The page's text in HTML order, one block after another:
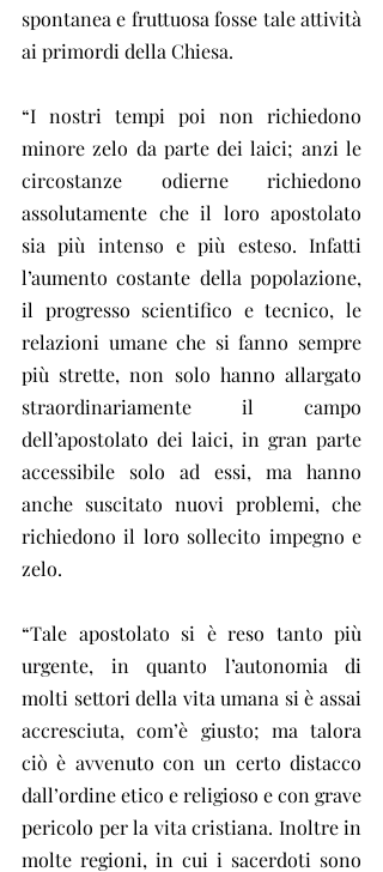
spontanea e fruttuosa fosse tale attività
ai primordi della Chiesa.
“I nostri tempi poi non richiedono
minore zelo da parte dei laici; anzi le
circostanze odierne richiedono
assolutamente che il loro apostolato
sia più intenso e più esteso. Infatti
l’aumento costante della popolazione,
il progresso scientifico e tecnico, le
relazioni umane che si fanno sempre
più strette, non solo hanno allargato
straordinariamente il campo
dell’apostolato dei laici, in gran parte
accessibile solo ad essi, ma hanno
anche suscitato nuovi problemi, che
richiedono il loro sollecito impegno e
zelo.
“Tale apostolato si è reso tanto più
urgente, in quanto l’autonomia di
molti settori della vita umana si è assai
accresciuta, com’è giusto; ma talora
ciò è avvenuto con un certo distacco
dall’ordine etico e religioso e con grave
pericolo per la vita cristiana. Inoltre in
molte regioni, in cui i sacerdoti sono